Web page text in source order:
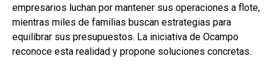
empresarios luchan por mantener sus operaciones a flote,
mientras miles de familias buscan estrategias para
equilibrar sus presupuestos. La iniciativa de Ocampo
reconoce esta realidad y propone soluciones concretas.